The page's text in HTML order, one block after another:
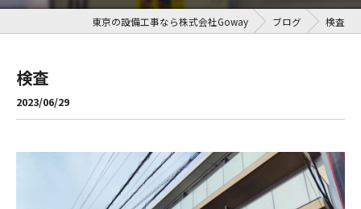
東京の設備工事なら株式会社Goway ブログ 検査
検査
2023/06/29